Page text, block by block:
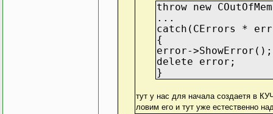
throw new
...
catch(CErrors *
{
error->ShowError();
delete error;
}
тут у нас для начала создаетя в
ловим его и тут уже естественно